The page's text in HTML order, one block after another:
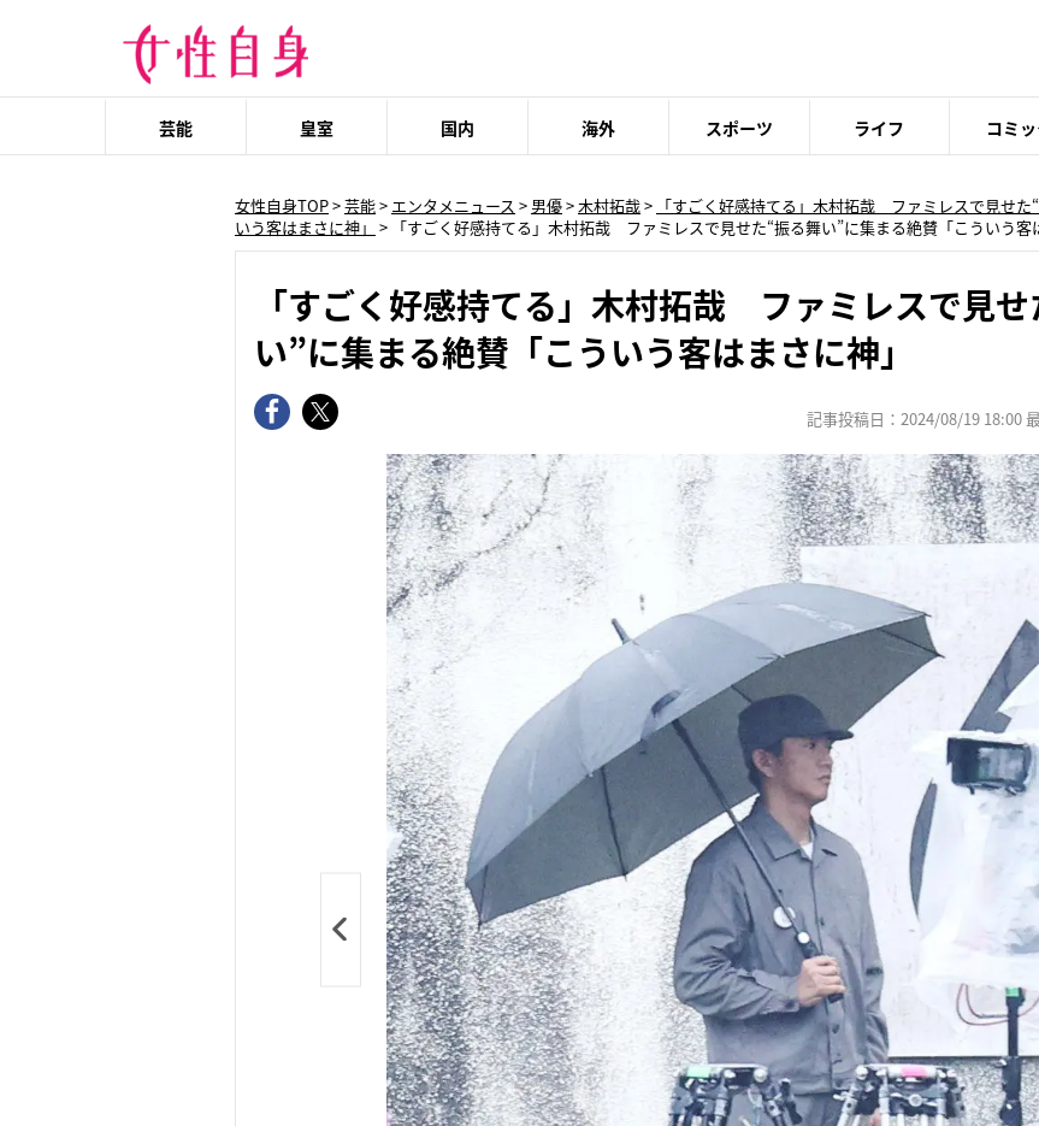
芸能 皇室 国内 海外 スポーツ ライフ コミ
女性自身TOP>芸能> エンタメニュース > 男優>木村拓哉> 「すごく好感持てる」木村拓哉 ファミレスで見せた
いう客はまさに神」 > 「すごく好感持てる」木村拓哉 ファミレスで見せた“振る舞い”に集まる絶賛「こういう
「すごく好感持てる」木村拓哉 ファミレスで見
い”に集まる絶賛「こういう客はまさに神」
記事投稿日：2024/08/19 18:00